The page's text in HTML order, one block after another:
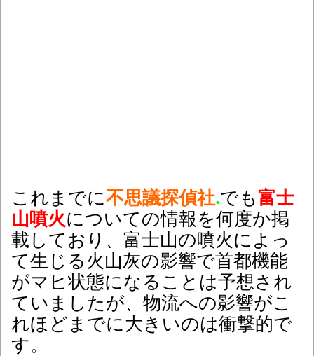
これまでに不思議探偵社.でも富士
山噴火についての情報を何度か掲
載しており、富士山の噴火によっ
て生じる火山灰の影響で首都機能
がマヒ状態になることは予想され
ていましたが、物流への影響がこ
れほどまでに大きいのは衝撃的で
す。